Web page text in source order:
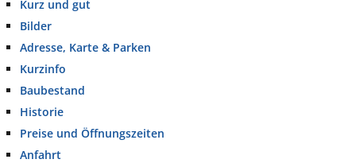
Kurz und gut
Bilder
Adresse, Karte & Parken
Kurzinfo
Baubestand
Historie
Preise und Öffnungszeiten
Anfahrt